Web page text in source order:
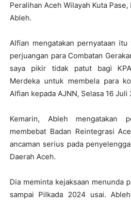
Peralihan Aceh Wilayah Kuta
Ableh.
Alfian mengatakan pernyataan itu
perjuangan para Combatan
saya pikir tidak patut bagi
Merdeka untuk membela para
Alfian kepada AJNN, Selasa 16 Juli
Kemarin, Ableh mengatakan
membebat Badan Reintegrasi
ancaman serius pada
Daerah Aceh.
Dia meminta kejaksaan menunda
sampai Pilkada 2024 usai.